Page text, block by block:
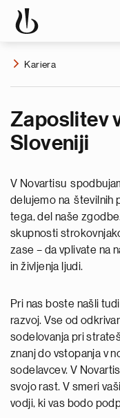
Kariera
Zaposlitev
Sloveniji
V Novartisu
delujemo na številnih
tega, del naše
skupnosti
zase – da vplivate na
in življenja ljudi.
Pri nas boste našli
razvoj. Vse od
sodelovanja pri
znanj do vstopanja v
sodelavcev. V
svojo rast. V smeri
vodji, ki vas bodo